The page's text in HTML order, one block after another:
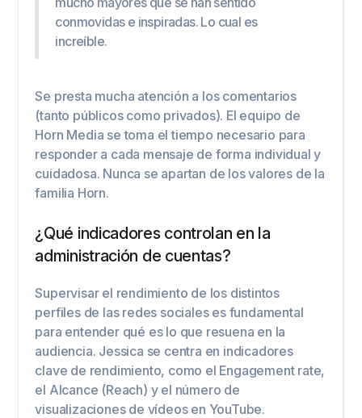
conmovidas e inspiradas. Lo cual es
increíble.
Se presta mucha atención a los comentarios
(tanto públicos como privados). El equipo de
Horn Media se toma el tiempo necesario para
responder a cada mensaje de forma individual y
cuidadosa. Nunca se apartan de los valores de la
familia Horn.
¿Qué indicadores controlan en la
administración de cuentas?
Supervisar el rendimiento de los distintos
perfiles de las redes sociales es fundamental
para entender qué es lo que resuena en la
audiencia. Jessica se centra en indicadores
clave de rendimiento, como el Engagement rate,
el Alcance (Reach) y el número de
visualizaciones de vídeos en YouTube.